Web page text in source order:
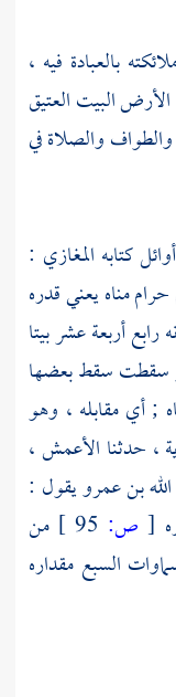
بالعبادة فيه ،
الأرض البيت العتيق
والصلاة في
كتابه المغازي :
مناه يعني قدره
أربعة عشر بيتا
سقطت سقط بعضها
أي مقابله ، وهو
، حدثنا الأعمش،
بن عمرويقول :
[ ص:
من
السبع مقداره